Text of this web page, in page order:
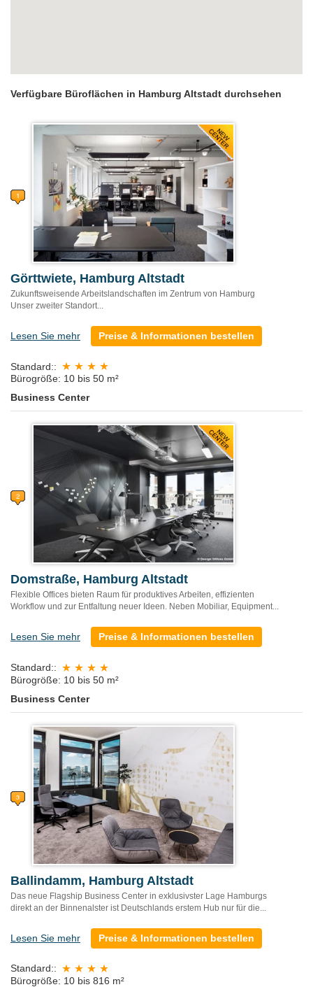
Verfügbare Büroflächen in Hamburg Altstadt durchsehen
Görttwiete, Hamburg Altstadt
Zukunftsweisende Arbeitslandschaften im Zentrum von Hamburg
Unser zweiter Standort...
Lesen Sie mehr Preise & Informationen bestellen
Standard::
Bürogröße: 10 bis 50 m²
Business Center
Domstraße, Hamburg Altstadt
Flexible Offices bieten Raum für produktives Arbeiten, effizienten
Workflow und zur Entfaltung neuer Ideen. Neben Mobiliar, Equipment...
Lesen Sie mehr Preise & Informationen bestellen
Standard::
Bürogröße: 10 bis 50 m²
Business Center
Ballindamm, Hamburg Altstadt
Das neue Flagship Business Center in exklusivster Lage Hamburgs
direkt an der Binnenalster ist Deutschlands erstem Hub nur für die...
Lesen Sie mehr Preise & Informationen bestellen
Standard::
Bürogröße: 10 bis 816 m²